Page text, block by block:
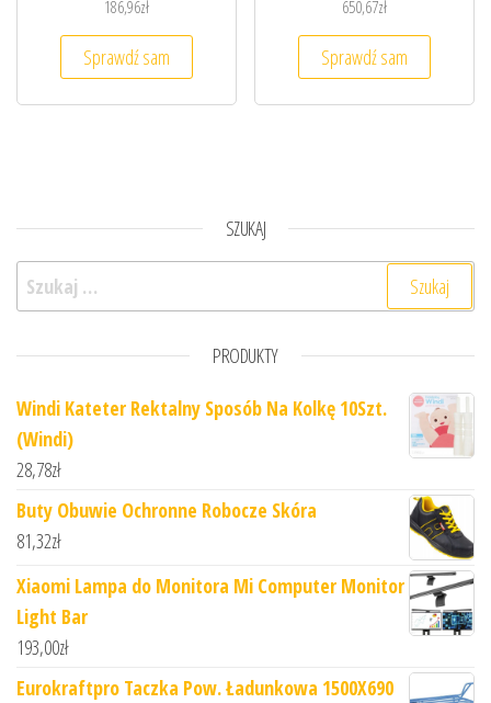
186,96zł
Sprawdź sam
650,67zł
Sprawdź sam
SZUKAJ
Szukaj:
PRODUKTY
Windi Kateter Rektalny Sposób Na Kolkę 10Szt.
(Windi)
28,78zł
Buty Obuwie Ochronne Robocze Skóra
81,32zł
Xiaomi Lampa do Monitora Mi Computer Monitor
Light Bar
193,00zł
Eurokraftpro Taczka Pow. Ładunkowa 1500X690